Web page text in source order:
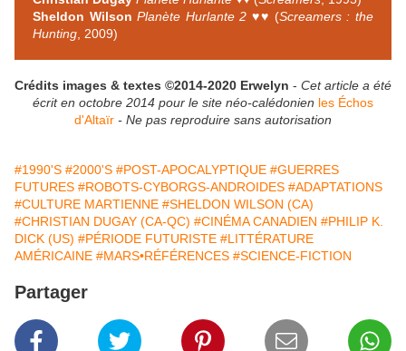
Sheldon Wilson Planète Hurlante 2 ♥♥ (Screamers : the
Hunting , 2009)
Crédits images & textes ©2014-2020 Erwelyn - Cet article a été
écrit en octobre 2014 pour le site néo-calédonien les Échos
d'Altaïr - Ne pas reproduire sans autorisation
#1990'S #2000'S #POST-APOCALYPTIQUE #GUERRES
FUTURES #ROBOTS-CYBORGS-ANDROIDES #ADAPTATIONS
#CULTURE MARTIENNE #SHELDON WILSON (CA)
#CHRISTIAN DUGAY (CA-QC) #CINÉMA CANADIEN #PHILIP K.
DICK (US) #PÉRIODE FUTURISTE #LITTÉRATURE
AMÉRICAINE #MARS•RÉFÉRENCES #SCIENCE-FICTION
Partager